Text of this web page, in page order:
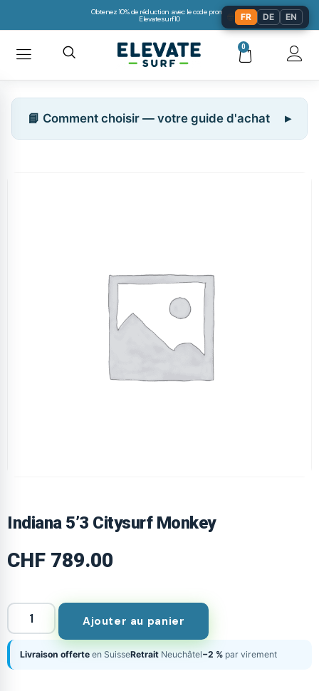
Obtenez 10% de réduction avec le code promo:
Elevatesurf10
0
📘 Comment choisir — votre guide d'achat
Indiana 5’3 Citysurf Monkey
CHF 789.00
Ajouter au panier
Livraison offerte en SuisseRetrait Neuchâtel−2 % par virement
FR DE EN